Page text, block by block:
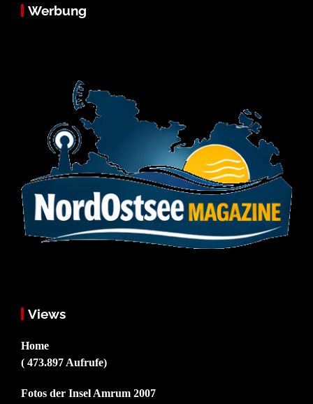
Werbung
Views
Home
( 473.897 Aufrufe)
Fotos der Insel Amrum 2007